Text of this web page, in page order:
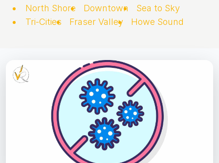
North Shore
Downtown
Sea to Sky
Tri-Cities
Fraser Valley Howe Sound